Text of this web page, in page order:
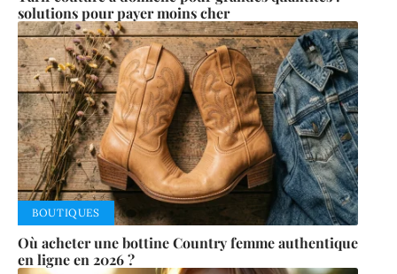
solutions pour payer moins cher
BOUTIQUES
Où acheter une bottine Country femme authentique
en ligne en 2026 ?